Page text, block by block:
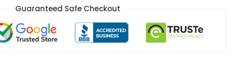
Guaranteed Safe Checkout